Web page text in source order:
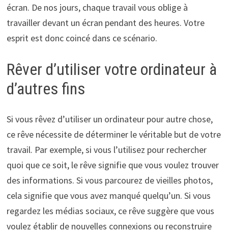
écran. De nos jours, chaque travail vous oblige à
travailler devant un écran pendant des heures. Votre
esprit est donc coincé dans ce scénario.
Rêver d’utiliser votre ordinateur à
d’autres fins
Si vous rêvez d’utiliser un ordinateur pour autre chose,
ce rêve nécessite de déterminer le véritable but de votre
travail. Par exemple, si vous l’utilisez pour rechercher
quoi que ce soit, le rêve signifie que vous voulez trouver
des informations. Si vous parcourez de vieilles photos,
cela signifie que vous avez manqué quelqu’un. Si vous
regardez les médias sociaux, ce rêve suggère que vous
voulez établir de nouvelles connexions ou reconstruire